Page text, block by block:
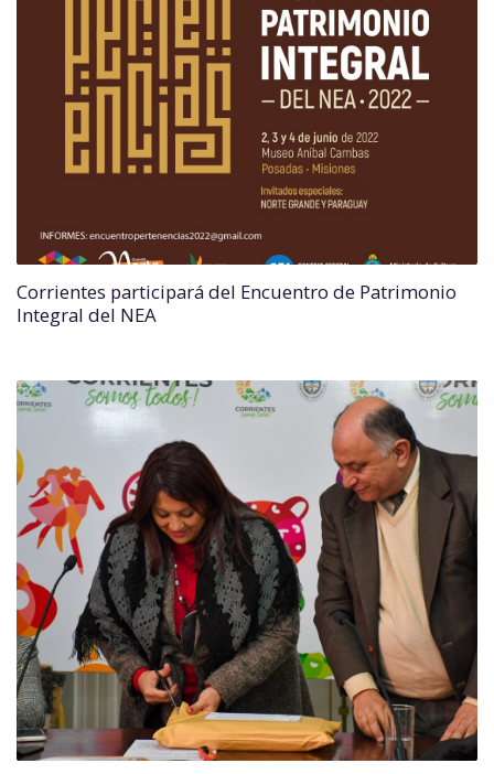
Corrientes participará del Encuentro de Patrimonio
Integral del NEA